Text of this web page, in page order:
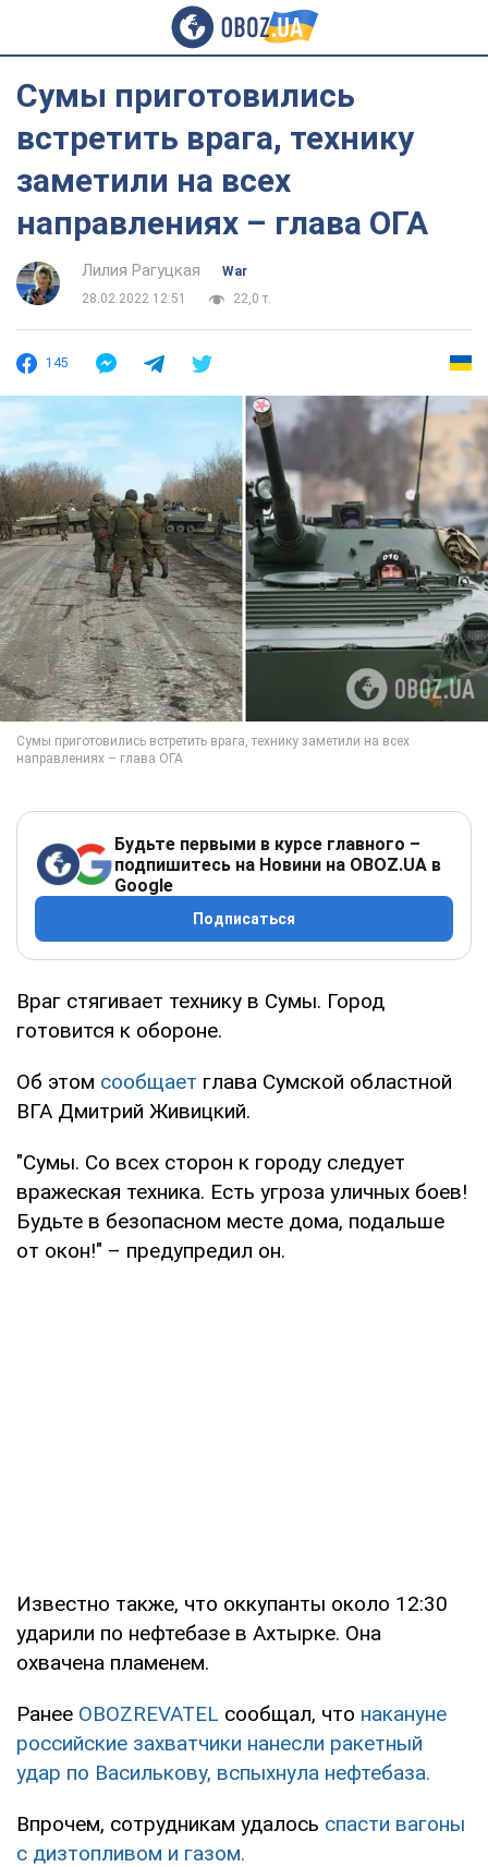
Сумы приготовились
встретить врага, технику
заметили на всех
направлениях – глава ОГА
Лилия Рагуцкая
War
28.02.2022 12:51
22,0 т.
145
Будьте первыми в курсе главного –
подпишитесь на Новини на OBOZ.UA в
Google
Подписаться
Враг стягивает технику в Сумы. Город
готовится к обороне.
Об этом сообщает глава Сумской областной
ВГА Дмитрий Живицкий.
"Сумы. Со всех сторон к городу следует
вражеская техника. Есть угроза уличных боев!
Будьте в безопасном месте дома, подальше
от окон!" – предупредил он.
Известно также, что оккупанты около 12:30
ударили по нефтебазе в Ахтырке. Она
охвачена пламенем.
Ранее OBOZREVATEL сообщал, что накануне
российские захватчики нанесли ракетный
удар по Василькову, вспыхнула нефтебаза.
Впрочем, сотрудникам удалось спасти вагоны
с дизтопливом и газом.